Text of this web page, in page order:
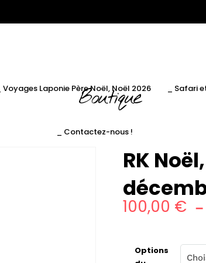
_ Voyages Laponie Père Noël, Noël 2026 _ Safari
_ Contactez-nous !
Boutique
RK
100,00 € –
Options